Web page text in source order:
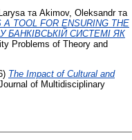
та Akimov, Oleksandrта
TOOL FOR ENSURING THE
У БАНКІВСЬКІЙ СИСТЕМІ ЯК
Problems of Theory and
The Impact of Cultural and
of Multidisciplinary